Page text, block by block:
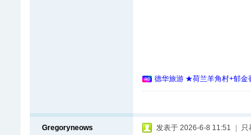
德华旅游 ★荷兰羊角村+郁金
Gregoryneows 发表于 2026-6-8 11:51 只